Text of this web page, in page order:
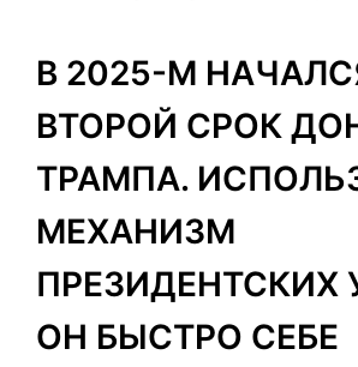
В 2025-М
ВТОРОЙ СРОК
ТРАМПА.
МЕХАНИЗМ
ПРЕЗИДЕНТСКИХ
ОН БЫСТРО СЕБЕ